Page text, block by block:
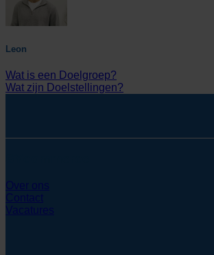
Leon
Wat is een Doelgroep?
Wat zijn Doelstellingen?
Over ons
Contact
Vacatures